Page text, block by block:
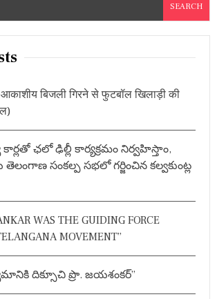
बिजली गिरने से फुटबॉल खिलाड़ी की
ఛలో ఢిల్లీ కార్యక్రమం నిర్వహిస్తాం,
సంకల్ప సభలో గర్జించిన కల్వకుంట్ల
WAS THE GUIDING FORCE
MOVEMENT”
దిక్సూచి ప్రొ. జయశంకర్”